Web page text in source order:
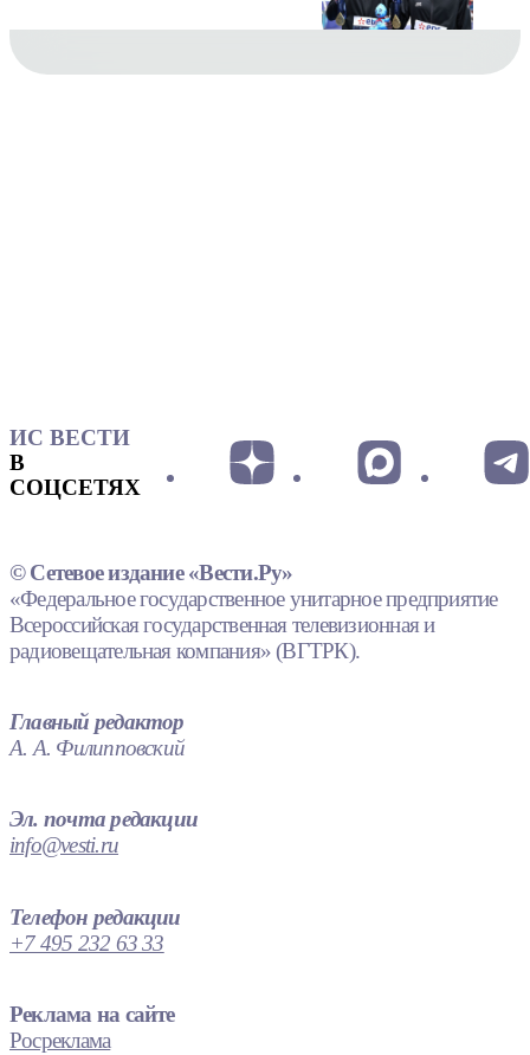
ИС ВЕСТИ
В
СОЦСЕТЯХ
© Сетевое издание «Вести.Ру»
«Федеральное государственное унитарное предприятие
Всероссийская государственная телевизионная и
радиовещательная компания» (ВГТРК).
Главный редактор
А. А. Филипповский
Эл. почта редакции
info@vesti.ru
Телефон редакции
+7 495 232 63 33
Реклама на сайте
Росреклама